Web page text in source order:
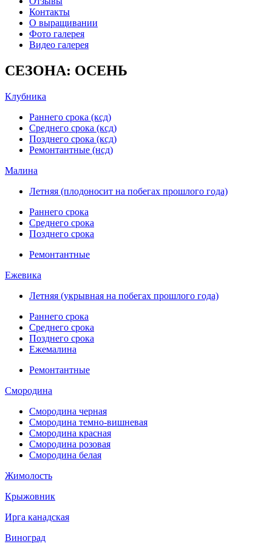
Контакты
О выращивании
Фото галерея
Видео галерея
СЕЗОНА: ОСЕНЬ
Клубника
Раннего срока (ксд)
Среднего срока (ксд)
Позднего срока (ксд)
Ремонтантные (нсд)
Малина
Летняя (плодоносит на побегах прошлого года)
Раннего срока
Среднего срока
Позднего срока
Ремонтантные
Ежевика
Летняя (укрывная на побегах прошлого года)
Раннего срока
Среднего срока
Позднего срока
Ежемалина
Ремонтантные
Смородина
Смородина черная
Смородина темно-вишневая
Смородина красная
Смородина розовая
Смородина белая
Жимолость
Крыжовник
Ирга канадская
Виноград